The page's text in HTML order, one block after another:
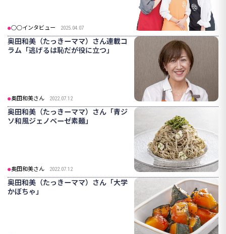
○○インタビュー 2025.04.07
奥田和美（たっきーママ）さん連載コ
ラム「逃げるは恥だが役に立つ」
奥田和美さん 2022.07.12
奥田和美（たっきーママ）さん「青ジ
ソ和風ジェノベーゼ素麺」
奥田和美さん 2022.07.12
奥田和美（たっきーママ）さん「大学
かぼちゃ」